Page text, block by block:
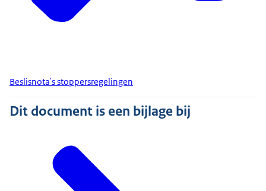
Beslisnota's stoppersregelingen
Dit document is een bijlage bij